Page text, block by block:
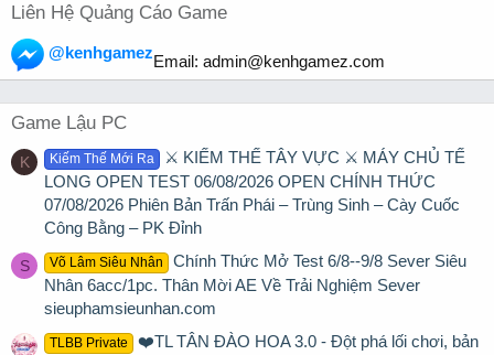
Liên Hệ Quảng Cáo Game
@kenhgamezEmail: admin@kenhgamez.com
Game Lậu PC
K Kiếm Thế Mới Ra
⚔️ KIẾM THẾ TÂY VỰC ⚔️ MÁY CHỦ TẾ
LONG OPEN TEST 06/08/2026 OPEN CHÍNH THỨC
07/08/2026 Phiên Bản Trấn Phái – Trùng Sinh – Cày Cuốc
Công Bằng – PK Đỉnh
S Võ Lâm Siêu Nhân
Chính Thức Mở Test 6/8--9/8 Sever Siêu
Nhân 6acc/1pc. Thân Mời AE Về Trải Nghiệm Sever
sieuphamsieunhan.com
TLBB Private
❤️TL TÂN ĐÀO HOA 3.0 - Đột phá lối chơi, bản